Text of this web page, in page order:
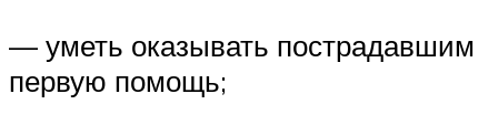
— уметь оказывать пострадавшим
первую помощь;